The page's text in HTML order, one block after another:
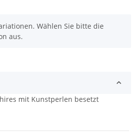
Wählen Sie bitte die
aus.
mit Kunstperlen besetzt